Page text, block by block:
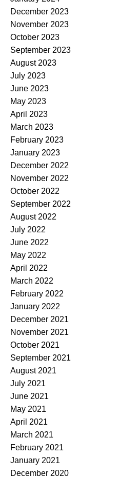
December 2023
November 2023
October 2023
September 2023
August 2023
July 2023
June 2023
May 2023
April 2023
March 2023
February 2023
January 2023
December 2022
November 2022
October 2022
September 2022
August 2022
July 2022
June 2022
May 2022
April 2022
March 2022
February 2022
January 2022
December 2021
November 2021
October 2021
September 2021
August 2021
July 2021
June 2021
May 2021
April 2021
March 2021
February 2021
January 2021
December 2020